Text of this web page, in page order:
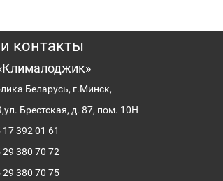
контакты
Беларусь, г.Минск,
ул. Брестская, д. 87, пом. 10Н
392 01 61
380 70 72
380 70 75